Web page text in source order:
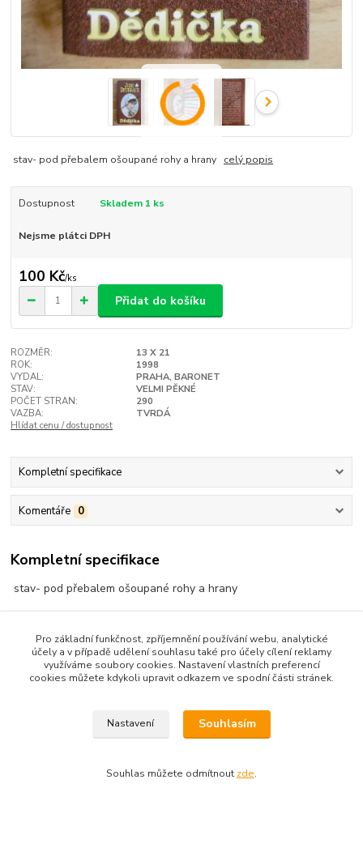
stav- pod přebalem ošoupané rohy a hrany celý popis
Dostupnost Skladem 1 ks
Nejsme plátci DPH
100 Kč/ks
Přidat do košíku
ROZMĚR:
13 X 21
ROK:
1998
VYDAL:
PRAHA, BARONET
STAV:
VELMI PĚKNÉ
POČET STRAN:
290
VAZBA:
TVRDÁ
Hlídat cenu / dostupnost
Kompletní specifikace
Komentáře 0
Kompletní specifikace
stav- pod přebalem ošoupané rohy a hrany
Zboží zařazeno v kategoriích
BELET-PRO ŽENY,DÍVKY
Pro základní funkčnost, zpříjemnění používání webu, analytické
účely a v případě udělení souhlasu také pro účely cílení reklamy
využíváme soubory cookies. Nastavení vlastních preferencí
cookies můžete kdykoli upravit odkazem ve spodní části stránek.
Nastavení Souhlasím
Souhlas můžete odmítnout zde.